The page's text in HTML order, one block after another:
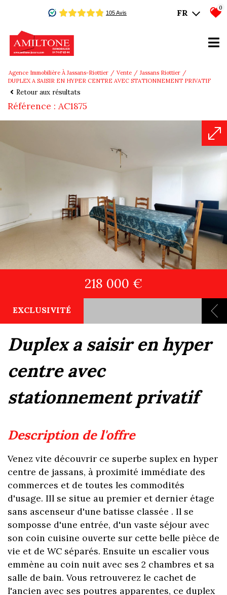
FR
0
Agence Immobilière À Jassans-Riottier Vente
Jassans Riottier
DUPLEX A SAISIR EN HYPER CENTRE AVEC STATIONNEMENT PRIVATIF
Retour aux résultats
Référence : AC1875
EXCLUSIVITÉ
218 000 €
duplex a saisir en hyper
centre avec
stationnement privatif
description de l'offre
Venez vite découvrir ce superbe suplex en hyper
centre de jassans, à proximité immédiate des
commerces et de toutes les commodités
d'usage. IIl se situe au premier et dernier étage
sans ascenseur d'une batisse classée . Il se
somposse d'une entrée, d'un vaste séjour avec
son coin cuisine ouverte sur cette belle pièce de
vie et de WC séparés. Ensuite un escalier vous
emmène au coin nuit avec ses 2 chambres et sa
salle de bain. Vous retrouverez le cachet de
l'ancien avec ses poutres apparentes, ce duplex